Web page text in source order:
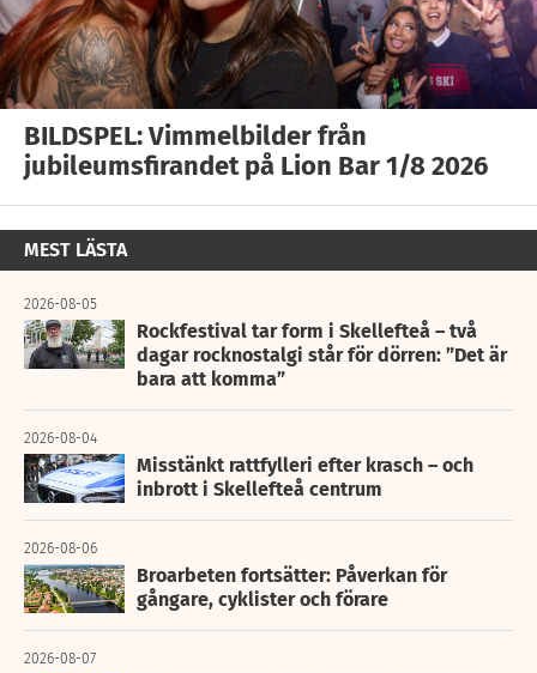
BILDSPEL: Vimmelbilder från
jubileumsfirandet på Lion Bar 1/8 2026
MEST LÄSTA
2026-08-05
Rockfestival tar form i Skellefteå – två
dagar rocknostalgi står för dörren: ”Det är
bara att komma”
2026-08-04
Misstänkt rattfylleri efter krasch – och
inbrott i Skellefteå centrum
2026-08-06
Broarbeten fortsätter: Påverkan för
gångare, cyklister och förare
2026-08-07